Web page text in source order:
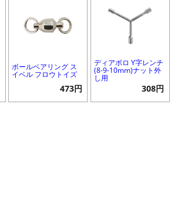
ボールベアリング ス
イベル フロウトイズ
473円
ディアボロ Y字レンチ
(8-9-10mm)ナット外
し用
308円